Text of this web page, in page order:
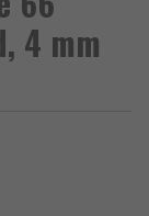
4 mm